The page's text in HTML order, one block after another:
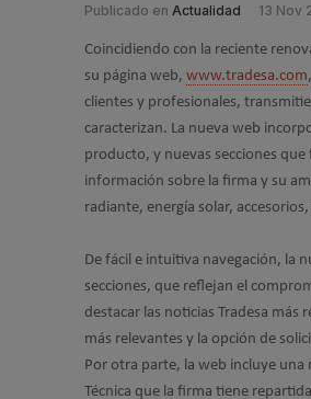
Publicado en Actualidad 13 Nov
Coincidiendo con la reciente
su página web, www.tradesa.com
clientes y profesionales,
caracterizan. La nueva web
producto, y nuevas secciones
información sobre la firma y su
radiante, energía solar,
De fácil e intuitiva navegación, la
secciones, que reflejan el
destacar las noticias Tradesa más
más relevantes y la opción de
Por otra parte, la web incluye una
Técnica que la firma tiene